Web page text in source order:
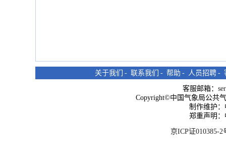
关于我们 - 联系我们 - 帮助 - 人员招聘 -
客服邮箱：
Copyright©中国气象局公共
制作维护
郑重声明
京ICP证010385-2